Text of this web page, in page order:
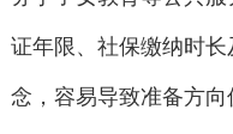
证年限、社保缴纳时
念，容易导致准备方向